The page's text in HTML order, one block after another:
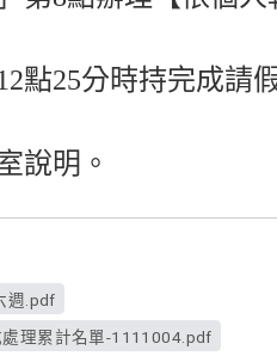
點25分時持完成請
說明。
週.pdf
理累計名單-1111004.pdf